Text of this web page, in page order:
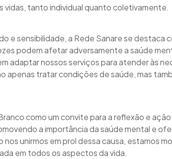
vidas, tanto individual quanto coletivamente.
e sensibilidade, a Rede Sanare se destaca
podem afetar adversamente a saúde
adaptar nossos serviços para atender às
apenas tratar condições de saúde, mas
como um convite para a reflexão e
a importância da saúde mental e
unirmos em prol dessa causa, estamos
em todos os aspectos da vida.